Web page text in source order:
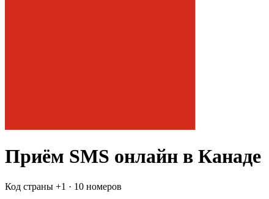
Приём SMS онлайн в Канаде
Код страны +1 · 10 номеров